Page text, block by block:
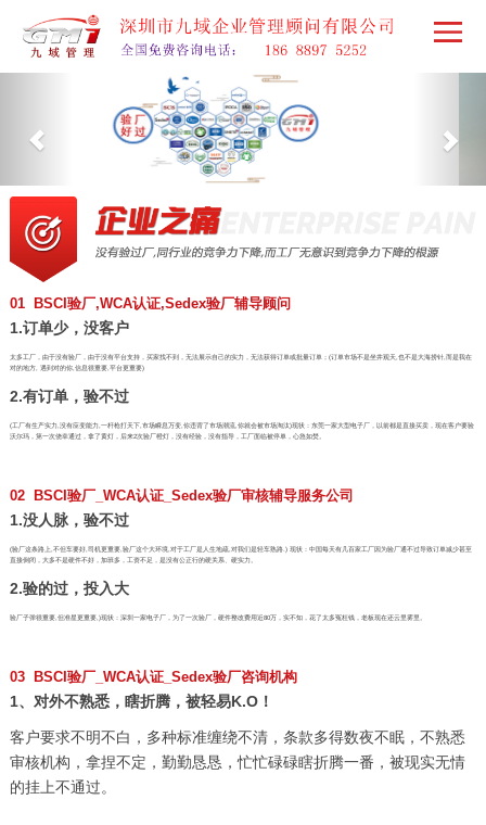
01 BSCI验厂,WCA认证,Sedex验厂辅导顾问
1.订单少，没客户
太多工厂，由于没有验厂，由于没有平台支持，买家找不到，无法展示自己的实力，无法获得订单或批量订单；(订单市场不是坐井观天,也不是大海捞针,而是我在
对的地方, 遇到对的你,信息很重要,平台更重要)
2.有订单，验不过
(工厂有生产实力,没有应变能力,一杆枪打天下,市场瞬息万变,你违背了市场潮流,你就会被市场淘汰)现状：东莞一家大型电子厂，以前都是直接买卖，现在客户要验
沃尔玛，第一次侥幸通过，拿了黄灯，后来2次验厂橙灯，没有经验，没有指导，工厂面临被停单，心急如焚。
02 BSCI验厂_WCA认证_Sedex验厂审核辅导服务公司
1.没人脉，验不过
(验厂这条路上,不但车要好,司机更重要,验厂这个大环境,对于工厂是人生地疏,对我们是轻车熟路.) 现状：中国每天有几百家工厂因为验厂通不过导致订单减少甚至
直接倒闭，大多不是硬件不好，加班多，工资不足，是没有公正行的硬关系、硬实力。
2.验的过，投入大
验厂子弹很重要,但准星更重要,)现状：深圳一家电子厂，为了一次验厂，硬件整改费用近80万，实不知，花了太多冤枉钱，老板现在还云里雾里。
03 BSCI验厂_WCA认证_Sedex验厂咨询机构
1、对外不熟悉，瞎折腾，被轻易K.O！
客户要求不明不白，多种标准缠绕不清，条款多得数夜不眠，不熟悉
审核机构，拿捏不定，勤勤恳恳，忙忙碌碌瞎折腾一番，被现实无情
的挂上不通过。